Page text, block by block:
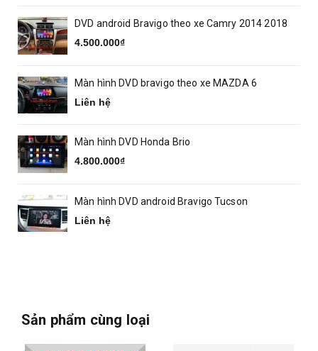
DVD android Bravigo theo xe Camry 2014 2018
4.500.000₫
Màn hình DVD bravigo theo xe MAZDA 6
Liên hệ
Màn hình DVD Honda Brio
4.800.000₫
Màn hình DVD android Bravigo Tucson
Liên hệ
Sản phẩm cùng loại